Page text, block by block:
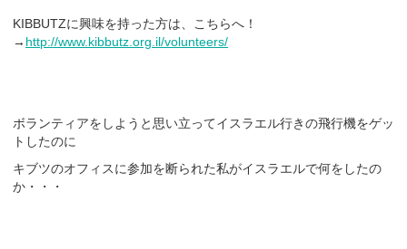
KIBBUTZに興味を持った方は、こちらへ！
→ http://www.kibbutz.org.il/volunteers/
ボランティアをしようと思い立ってイスラエル行きの飛行機をゲッ
トしたのに
キブツのオフィスに参加を断られた私がイスラエルで何をしたの
か・・・